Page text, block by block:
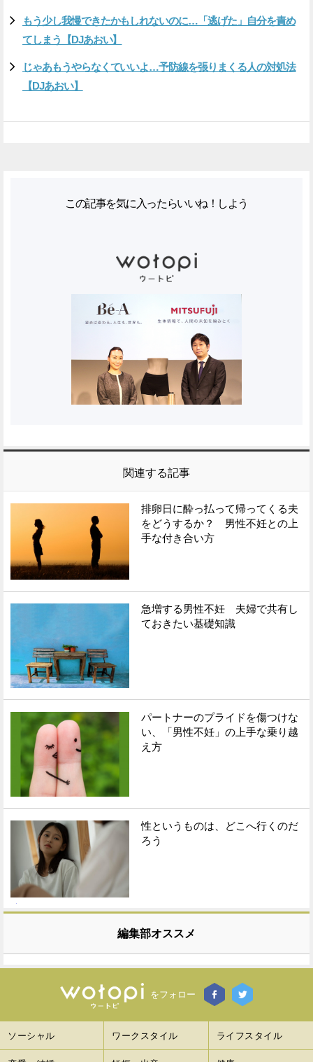
もう少し我慢できたかもしれないのに…「逃げた」自分を責め
てしまう【DJあおい】
じゃあもうやらなくていいよ…予防線を張りまくる人の対処法
【DJあおい】
この記事を気に入ったらいいね！しよう
関連する記事
排卵日に酔っ払って帰ってくる夫
をどうするか？ 男性不妊との上
手な付き合い方
急増する男性不妊 夫婦で共有し
ておきたい基礎知識
パートナーのプライドを傷つけな
い、「男性不妊」の上手な乗り越
え方
性というものは、どこへ行くのだ
ろう
編集部オススメ
をフォロー
ソーシャル ワークスタイル ライフスタイル